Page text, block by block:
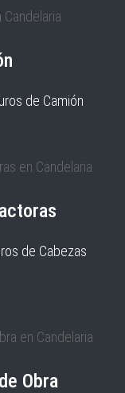
de Camión
de Cabezas
Obra